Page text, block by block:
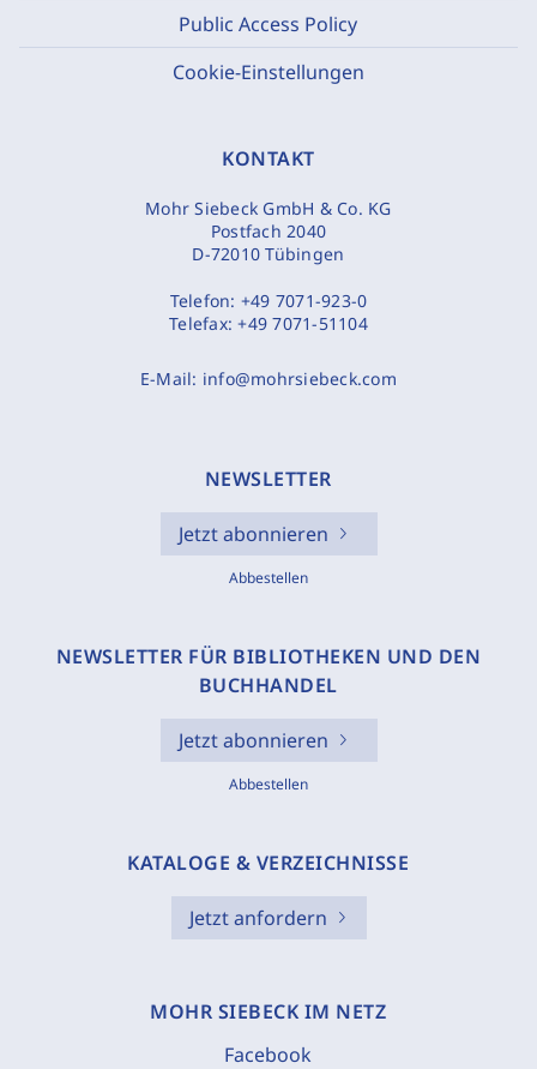
Public Access Policy
Cookie-Einstellungen
KONTAKT
Mohr Siebeck GmbH & Co. KG
Postfach 2040
D-72010 Tübingen
Telefon: +49 7071-923-0
Telefax:+49 7071-51104
E-Mail: info@mohrsiebeck.com
NEWSLETTER
Jetzt abonnieren
Abbestellen
NEWSLETTER FÜR BIBLIOTHEKEN UND DEN
BUCHHANDEL
Jetzt abonnieren
Abbestellen
KATALOGE & VERZEICHNISSE
Jetzt anfordern
MOHR SIEBECK IM NETZ
Facebook